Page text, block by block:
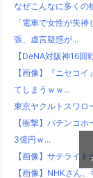
なぜこんなに多くの
「電車で女性が失
張、虚言疑惑が...
【DeNA対阪神16
【画像】『ニセコ
てしまうｗｗ...
東京ヤクルトスワロ
【衝撃】パチンコ
3億円ｗ...
【画像】サテライ
【画像】NHKさん